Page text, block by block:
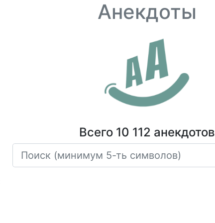
Анекдоты
Всего 10 112 анекдотов